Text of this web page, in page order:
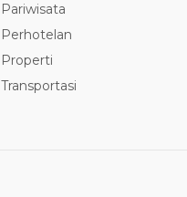
Pariwisata
Perhotelan
Properti
Transportasi